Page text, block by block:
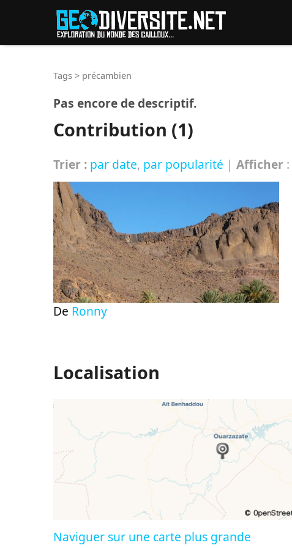
Tags > précambien
Pas encore de descriptif.
Contribution (1)
Trier : par date, par popularité | Afficher :
De Ronny
Localisation
Naviguer sur une carte plus grande